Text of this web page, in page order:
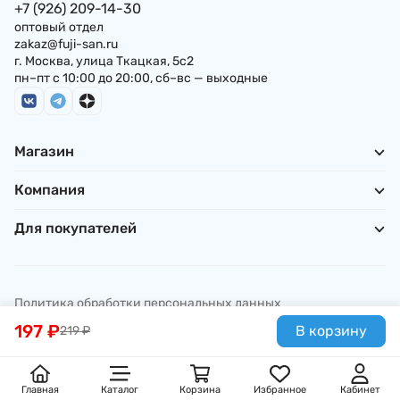
219₽
197 ₽ В корзину
Главная Каталог Корзина Избранное Кабинет
+7 (926) 209-14-30
оптовый отдел
zakaz@fuji-san.ru
г. Москва, улица Ткацкая, 5с2
пн–пт с 10:00 до 20:00, сб–вс — выходные
Магазин
Компания
Для покупателей
Политика обработки персональных данных